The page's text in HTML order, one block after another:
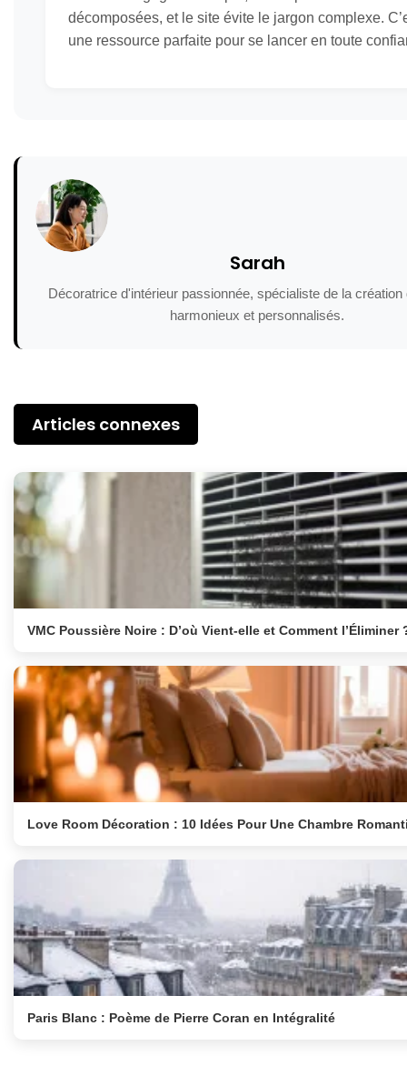
décomposées, et le site évite le jargon complexe.
une ressource parfaite pour se lancer en toute
Sarah
Décoratrice d'intérieur passionnée, spécialiste de la
harmonieux et personnalisés.
Articles connexes
VMC Poussière Noire : D’où Vient-elle et Comment l’Éliminer
Love Room Décoration : 10 Idées Pour Une Chambre
Paris Blanc : Poème de Pierre Coran en Intégralité